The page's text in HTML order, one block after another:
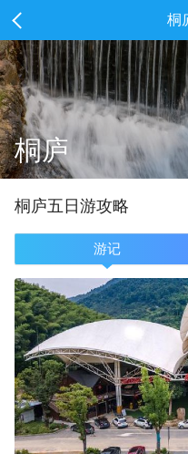
桐
桐庐
桐庐五 日游攻略
游记